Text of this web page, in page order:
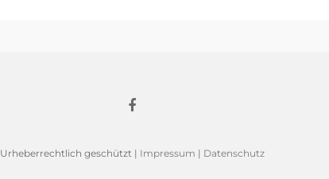
Urheberrechtlich geschützt | Impressum | Datenschutz